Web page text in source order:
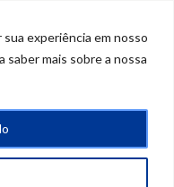
sua experiência em nosso
saber mais sobre a nossa